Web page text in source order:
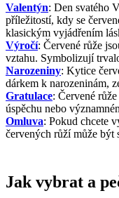
Valentýn: Den svatého
příležitostí, kdy se
klasickým vyjádřením
Výročí: Červené růže
vztahu. Symbolizují
Narozeniny: Kytice
dárkem k narozeninám,
Gratulace: Červené
úspěchu nebo
Omluva: Pokud chcete
červených růží může být
Jak vybrat a